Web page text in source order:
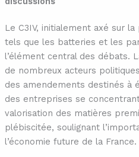
Le C3IV, initialement axé sur
tels que les batteries et les
l’élément central des débats.
de nombreux acteurs
des amendements destinés à
des entreprises se
valorisation des matières
plébiscitée, soulignant
l’économie future de la France.